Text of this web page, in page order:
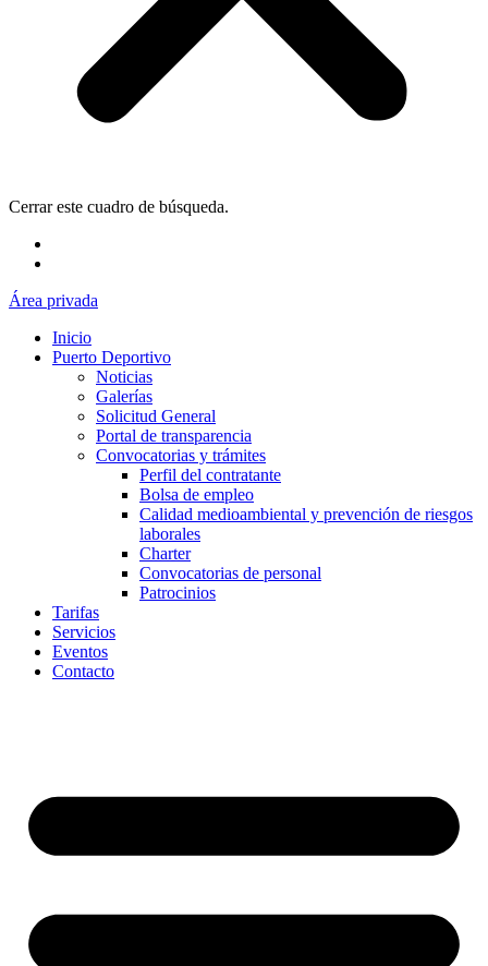
Cerrar este cuadro de búsqueda.
Área privada
Inicio
Puerto Deportivo
Noticias
Galerías
Solicitud General
Portal de transparencia
Convocatorias y trámites
Perfil del contratante
Bolsa de empleo
Calidad medioambiental y prevención de riesgos
laborales
Charter
Convocatorias de personal
Patrocinios
Tarifas
Servicios
Eventos
Contacto